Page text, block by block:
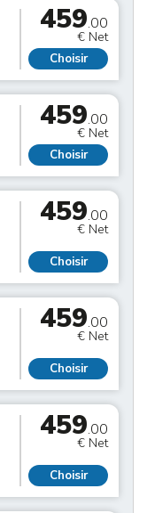
459.00
€ Net
Choisir
459.00
€ Net
Choisir
459.00
€ Net
Choisir
459.00
€ Net
Choisir
459.00
€ Net
Choisir